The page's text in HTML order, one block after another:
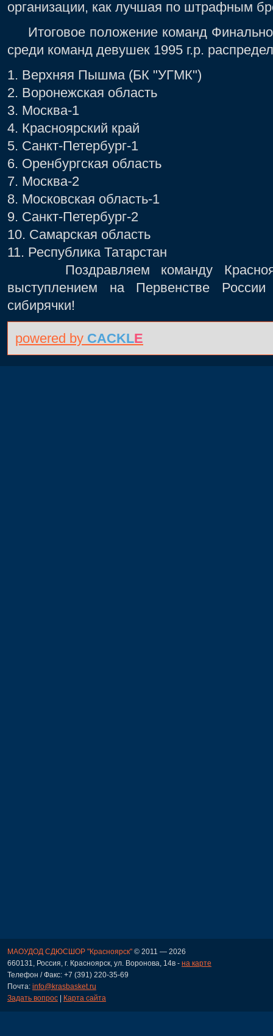
организации, как лучшая по штрафным
Итоговое положение команд
среди команд девушек 1995 г.р.
1. Верхняя Пышма (БК "УГМК")
2. Воронежская область
3. Москва-1
4. Красноярский край
5. Санкт-Петербург-1
6. Оренбургская область
7. Москва-2
8. Московская область-1
9. Санкт-Петербург-2
10. Самарская область
11. Республика Татарстан
Поздравляем команду
выступлением на Первенстве
сибирячки!
powered by CACKLE
МАОУДОД СДЮСШОР "Красноярск" © 2011 — 2026
660131, Россия, г. Красноярск, ул. Воронова, 14в - на карте
Телефон / Факс: +7 (391) 220-35-69
Почта: info@krasbasket.ru
Задать вопрос | Карта сайта